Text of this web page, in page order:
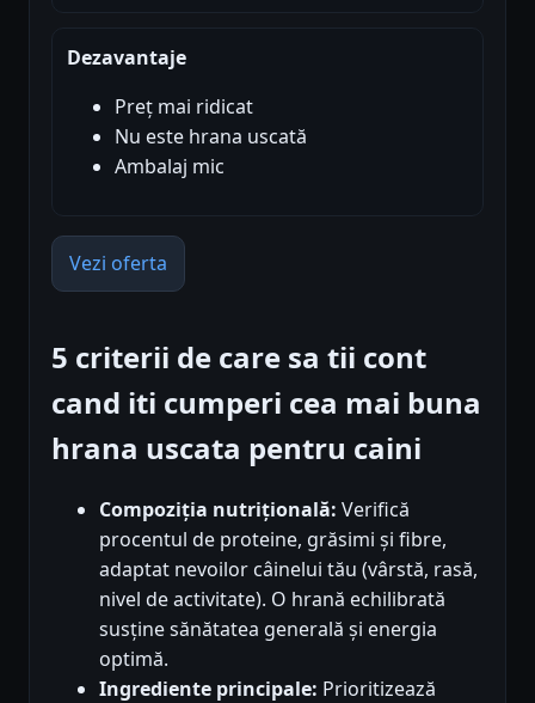
Dezavantaje
Preț mai ridicat
Nu este hrana uscată
Ambalaj mic
Vezi oferta
5 criterii de care sa tii cont
cand iti cumperi cea mai buna
hrana uscata pentru caini
Compoziția nutrițională: Verifică
procentul de proteine, grăsimi și fibre,
adaptat nevoilor câinelui tău (vârstă, rasă,
nivel de activitate). O hrană echilibrată
susține sănătatea generală și energia
optimă.
Ingrediente principale: Prioritizează